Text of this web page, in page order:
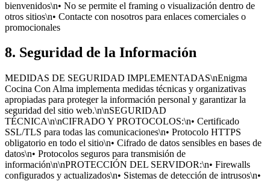
bienvenidos\n• No se permite el framing o visualización dentro de
otros sitios\n• Contacte con nosotros para enlaces comerciales o
promocionales
8. Seguridad de la Información
MEDIDAS DE SEGURIDAD IMPLEMENTADAS\nEnigma
Cocina Con Alma implementa medidas técnicas y organizativas
apropiadas para proteger la información personal y garantizar la
seguridad del sitio web.\n\nSEGURIDAD
TÉCNICA\n\nCIFRADO Y PROTOCOLOS:\n• Certificado
SSL/TLS para todas las comunicaciones\n• Protocolo HTTPS
obligatorio en todo el sitio\n• Cifrado de datos sensibles en bases de
datos\n• Protocolos seguros para transmisión de
información\n\nPROTECCIÓN DEL SERVIDOR:\n• Firewalls
configurados y actualizados\n• Sistemas de detección de intrusos\n•